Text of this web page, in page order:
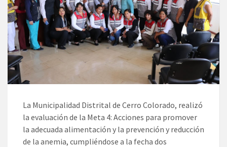
La Municipalidad Distrital de Cerro Colorado, realizó
la evaluación de la Meta 4: Acciones para promover
la adecuada alimentación y la prevención y reducción
de la anemia, cumpliéndose a la fecha dos